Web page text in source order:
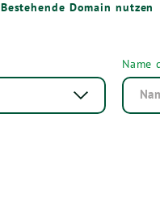
Bestehende Domain nutzen
Name